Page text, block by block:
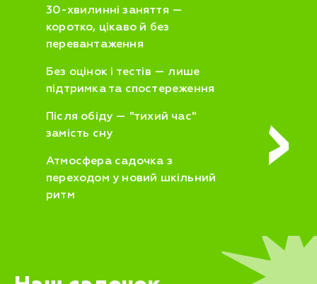
30-хвилинні заняття —
коротко, цікаво й без
перевантаження
Без оцінок і тестів — лише
підтримка та спостереження
Після обіду — "тихий час"
замість сну
Атмосфера садочка з
переходом у новий шкільний
ритм